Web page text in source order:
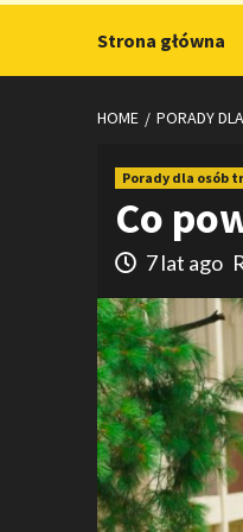
Strona główna
HOME PORADY
Porady dla osób
Co
7 lat ago